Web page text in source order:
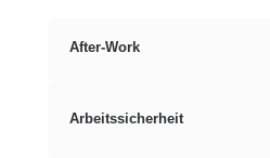
After-Work
Arbeitssicherheit